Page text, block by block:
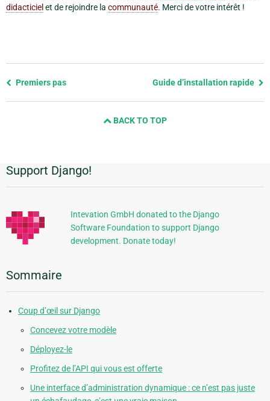
didacticiel et de rejoindre la communauté. Merci de votre intérêt !
Previous
Premiers pas Guide d’installation rapide
BACK TO TOP
Informations
supplémentaires
Support Django!
Intevation GmbH donated to the Django
Software Foundation to support Django
development. Donate today!
Sommaire
Coup d’œil sur Django
Concevez votre modèle
Déployez-le
Profitez de l’API qui vous est offerte
Une interface d’administration dynamique : ce n’est pas juste